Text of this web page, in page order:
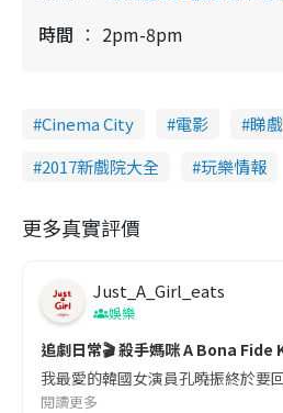
時間 2pm-8pm
Cinema City 電影 睇戲
2017新戲院大全
玩樂情報
更多真實評價
Just_A_Girl_eats
娛樂
追劇日常🎬 殺手媽咪 A Bona Fide
我最愛的韓國女演員孔曉振終於要
閱讀更多